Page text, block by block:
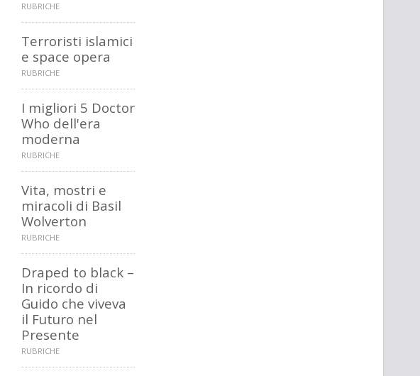
RUBRICHE
Terroristi islamici
e space opera
RUBRICHE
I migliori 5 Doctor
Who dell'era
moderna
RUBRICHE
Vita, mostri e
miracoli di Basil
Wolverton
RUBRICHE
Draped to black –
In ricordo di
Guido che viveva
il Futuro nel
Presente
RUBRICHE